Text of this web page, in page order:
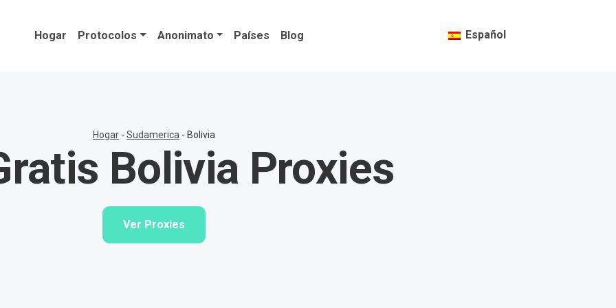
Hogar Protocolos Anonimato Países Blog Español
Hogar - Sudamerica - Bolivia
Bolivia Proxies
Ver Proxies